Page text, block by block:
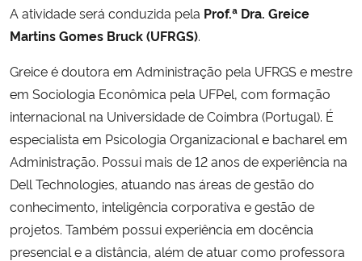
A atividade será conduzida pela Prof.ª Dra. Greice
Martins Gomes Bruck (UFRGS).
Greice é doutora em Administração pela UFRGS e mestre
em Sociologia Econômica pela UFPel, com formação
internacional na Universidade de Coimbra (Portugal). É
especialista em Psicologia Organizacional e bacharel em
Administração. Possui mais de 12 anos de experiência na
Dell Technologies, atuando nas áreas de gestão do
conhecimento, inteligência corporativa e gestão de
projetos. Também possui experiência em docência
presencial e a distância, além de atuar como professora